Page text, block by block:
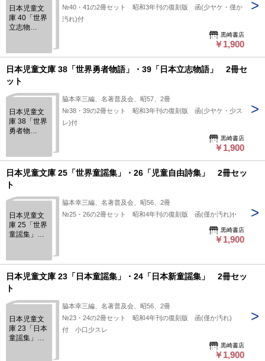
日本児童文
庫 40「世界
立志物
見物語」 2
冊セット
№40・41の2冊セット 昭和3年刊の復刻版 函(少ヤケ・僅か
汚れ)付
黒崎書店
￥1,900
日本児童文庫 38「世界勇者物語」・39「日本立志物語」 2冊セ
ット
日本児童文
庫 38「世界
勇者物
志物語」 2
冊セット
脇本幸三編、名著普及会、昭57、2冊
№38・39の2冊セット 昭和3年刊の復刻版 函(少ヤケ・少ス
レ)付
黒崎書店
￥1,900
日本児童文庫 25「世界童謡集」・26「児童自由詩集」 2冊セッ
ト
日本児童文
庫 25「世界
童謡集」・
冊セット
脇本幸三編、名著普及会、昭56、2冊
№25・26の2冊セット 昭和4年刊の復刻版 函(僅か汚れ)付
黒崎書店
￥1,900
日本児童文庫 23「日本童謡集」・24「日本新童謡集」 2冊セッ
ト
日本児童文
庫 23「日本
童謡集」・
脇本幸三編、名著普及会、昭56、2冊
№23・24の2冊セット 昭和4年刊の復刻版 函(僅か汚れ)
付 小口少スレ
黒崎書店
￥1,900